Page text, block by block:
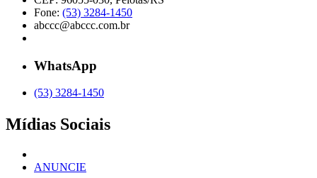
Fone: (53) 3284-1450
abccc@abccc.com.br
WhatsApp
(53) 3284-1450
Mídias Sociais
ANUNCIE